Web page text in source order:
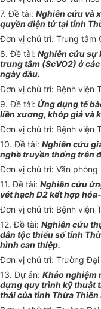
7. Đề tài: Nghiên cứu và
quyền điện tử tại tỉnh
Đơn vị chủ trì: Trung tâm
8. Đề tài: Nghiên cứu sự
trung tâm (ScVO2) ở
ngày đầu.
Đơn vị chủ trì: Bệnh viện
9. Đề tài: Ứng dụng tế
liền xương, khớp giả và
Đơn vị chủ trì: Bệnh viện
10. Đề tài: Nghiên cứu
nghề truyền thống trên
Đơn vị chủ trì: Văn phòng
11. Đề tài: Nghiên cứu
vét hạch D2 kết hợp hó
Đơn vị chủ trì: Bệnh viện
12. Đề tài: Nghiên cứu
dân tộc thiểu số tỉnh
hình can thiệp.
Đơn vị chủ trì: Trường Đại
13. Dự án: Khảo nghiệm
dựng quy trình kỹ thuật
thái của tỉnh Thừa Thiên